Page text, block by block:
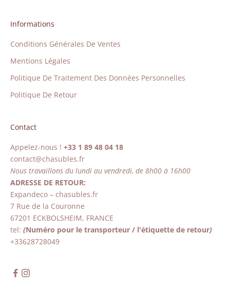
Informations
Conditions Générales De Ventes
Mentions Légales
Politique De Traitement Des Données Personnelles
Politique De Retour
Contact
Appelez-nous ! +33 1 89 48 04 18
contact@chasubles.fr
Nous travaillons du lundi au vendredi, de 8h00 à 16h00
ADRESSE DE RETOUR:
Expandeco – chasubles.fr
7 Rue de la Couronne
67201 ECKBOLSHEIM, FRANCE
tel: (Numéro pour le transporteur / l'étiquette de retour)
+33628728049